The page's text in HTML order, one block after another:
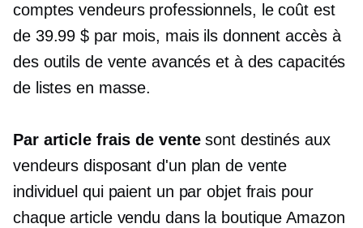
comptes vendeurs professionnels, le coût est
de 39.99 $ par mois, mais ils donnent accès à
des outils de vente avancés et à des capacités
de listes en masse.
Par articlefrais de ventesont destinés aux
vendeurs disposant d'un plan de vente
individuel qui paient un par objetfrais pour
chaque article vendu dans la boutique Amazon